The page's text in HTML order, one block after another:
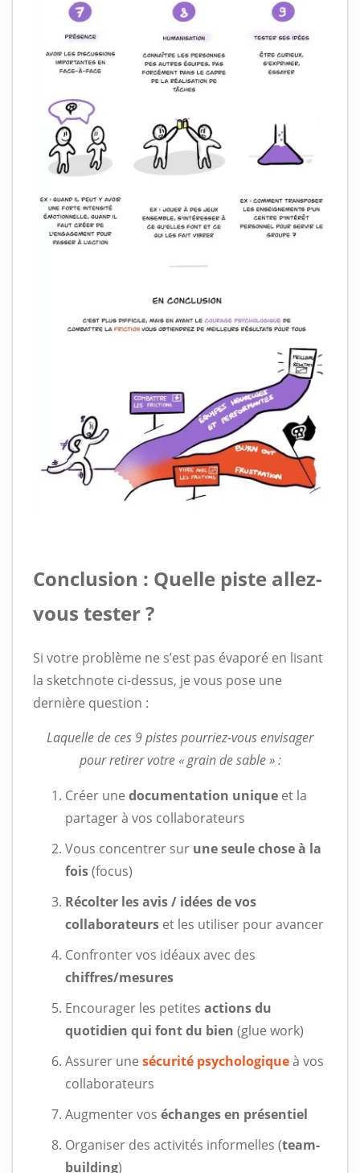
Conclusion : Quelle piste allez-
vous tester ?
Si votre problème ne s’est pas évaporé en lisant
la sketchnote ci-dessus, je vous pose une
dernière question :
Laquelle de ces 9 pistes pourriez-vous envisager
pour retirer votre « grain de sable » :
Créer une documentation unique et la
partager à vos collaborateurs
Vous concentrer sur une seule chose à la
fois(focus)
Récolter les avis / idées de vos
collaborateurs et les utiliser pour avancer
Confronter vos idéaux avec des
chiffres/mesures
Encourager les petites actions du
quotidien qui font du bien (glue work)
Assurer une sécurité psychologiqueà vos
collaborateurs
Augmenter vos échanges en présentiel
Organiser des activités informelles (team-
building)